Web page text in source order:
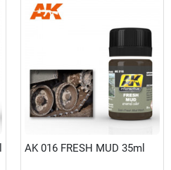
AK 016 FRESH MUD 35ml